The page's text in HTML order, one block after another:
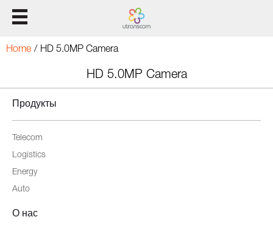
Решение
Поддержка
О нас
Home / HD 5.0MP Camera
HD 5.0MP Camera
Продукты
Telecom
Logistics
Energy
Auto
О нас